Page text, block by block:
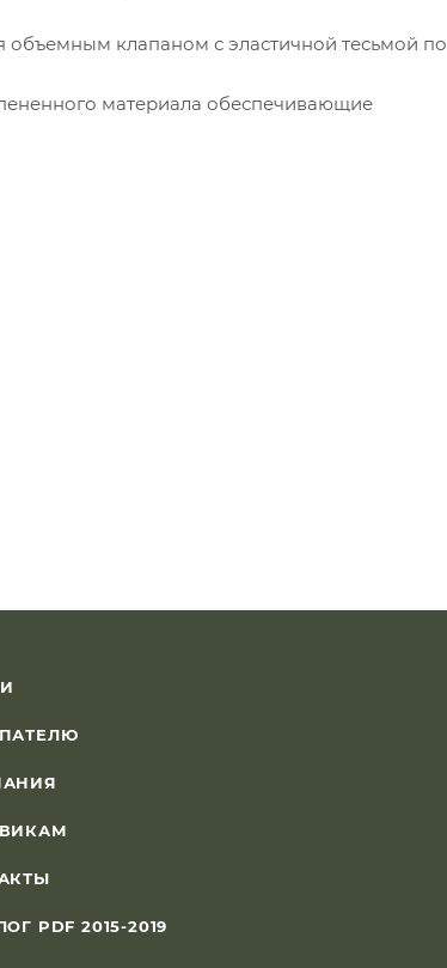
объемным клапаном с эластичной тесьмой по
материала обеспечивающие
PDF 2015-2019